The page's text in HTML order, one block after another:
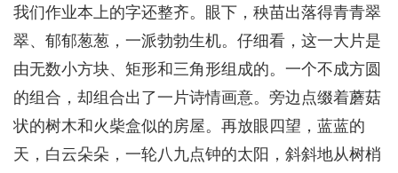
我们作业本上的字还整齐。眼下，秧苗出落得青青翠
翠、郁郁葱葱，一派勃勃生机。仔细看，这一大片是
由无数小方块、矩形和三角形组成的。一个不成方圆
的组合，却组合出了一片诗情画意。旁边点缀着蘑菇
状的树木和火柴盒似的房屋。再放眼四望，蓝蓝的
天，白云朵朵，一轮八九点钟的太阳，斜斜地从树梢